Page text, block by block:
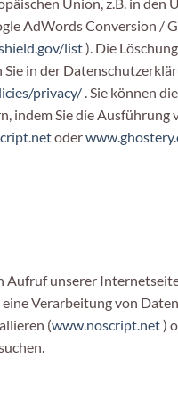
AdWords Conversion /
list). Die
in der
privacy/ . Sie können
indem Sie die Ausführung
oder
Aufruf unserer
Verarbeitung von
(www.noscript.net)